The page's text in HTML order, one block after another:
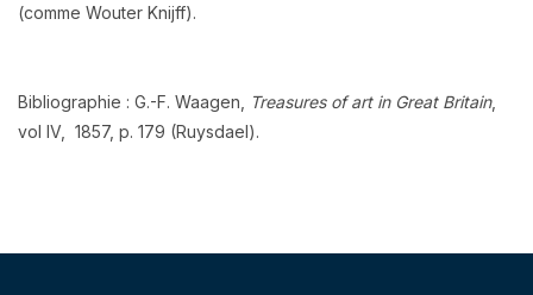
(comme Wouter Knijff).
Bibliographie : G.-F. Waagen, Treasures of art in Great Britain,
vol IV, 1857, p. 179 (Ruysdael).